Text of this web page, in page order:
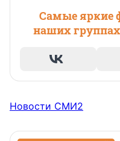
Самые яркие
наших
Новости СМИ2